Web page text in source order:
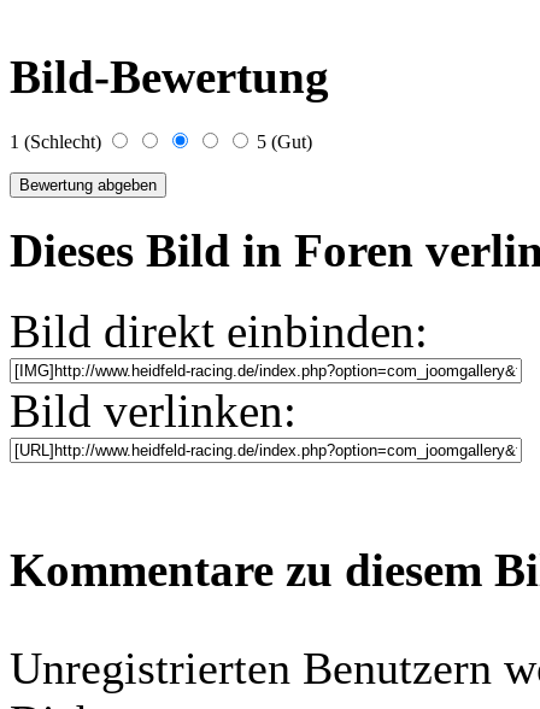
Bild-Bewertung
1 (Schlecht) 5 (Gut)
Dieses Bild in Foren
Bild direkt einbinden:
Bild verlinken:
Kommentare zu diesem
Unregistrierten Benutzern